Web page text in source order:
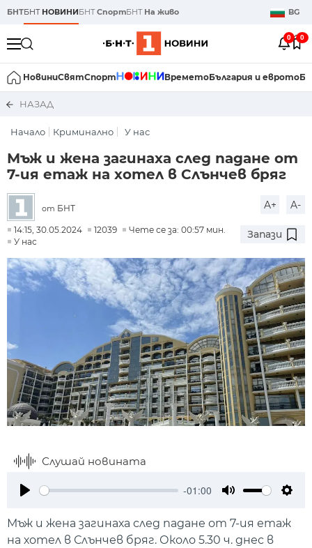
БНТБНТ НОВИНИБНТСпортБНТ На живо BG
0 0
НовиниСвятСпорт ВреметоБългария и еврото
НАЗАД
Начало Криминално У нас
Мъж и жена загинаха след падане от
7-ия етаж на хотел в Слънчев бряг
от БНТ A+ A-
14:15, 30.05.2024 12039
Чете се за: 00:57 мин.
У нас
Запази
Слушай новината
-01:00
Мъж и жена загинаха след падане от 7-ия етаж
на хотел в Слънчев бряг. Около 5.30 ч. днес в